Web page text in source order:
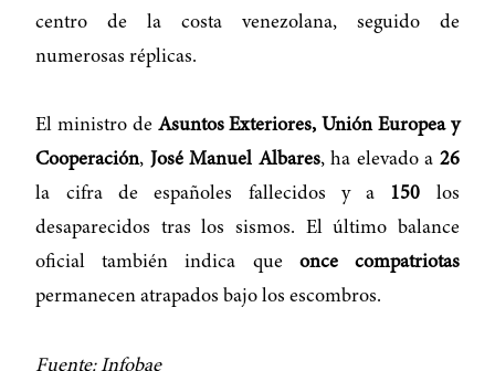
centro de la costa venezolana, seguido de
numerosas réplicas.
El ministro de Asuntos Exteriores, Unión Europea y
Cooperación, José Manuel Albares, ha elevado a 26
la cifra de españoles fallecidos y a 150 los
desaparecidos tras los sismos. El último balance
oficial también indica que once compatriotas
permanecen atrapados bajo los escombros.
Fuente: Infobae